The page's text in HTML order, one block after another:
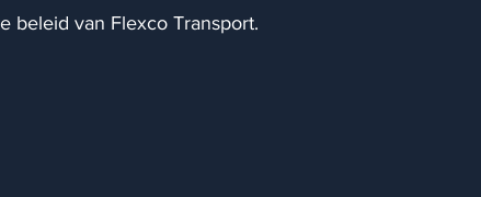
beleid van Flexco Transport.